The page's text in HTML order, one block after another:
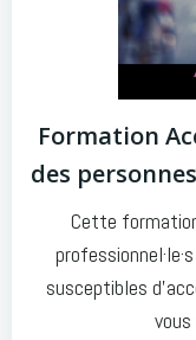
Formation
des
Cette
susceptibles